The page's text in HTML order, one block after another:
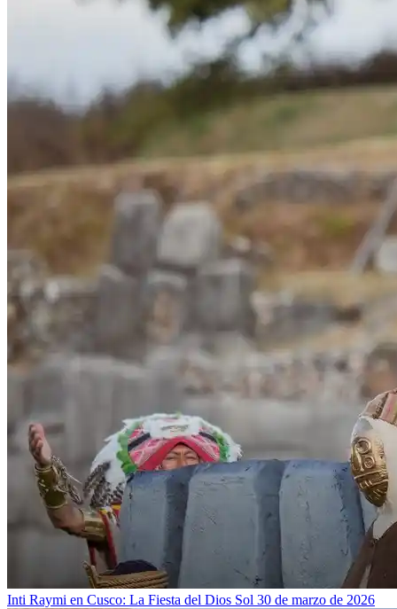
Inti Raymi en Cusco: La Fiesta del Dios Sol 30 de marzo de 2026